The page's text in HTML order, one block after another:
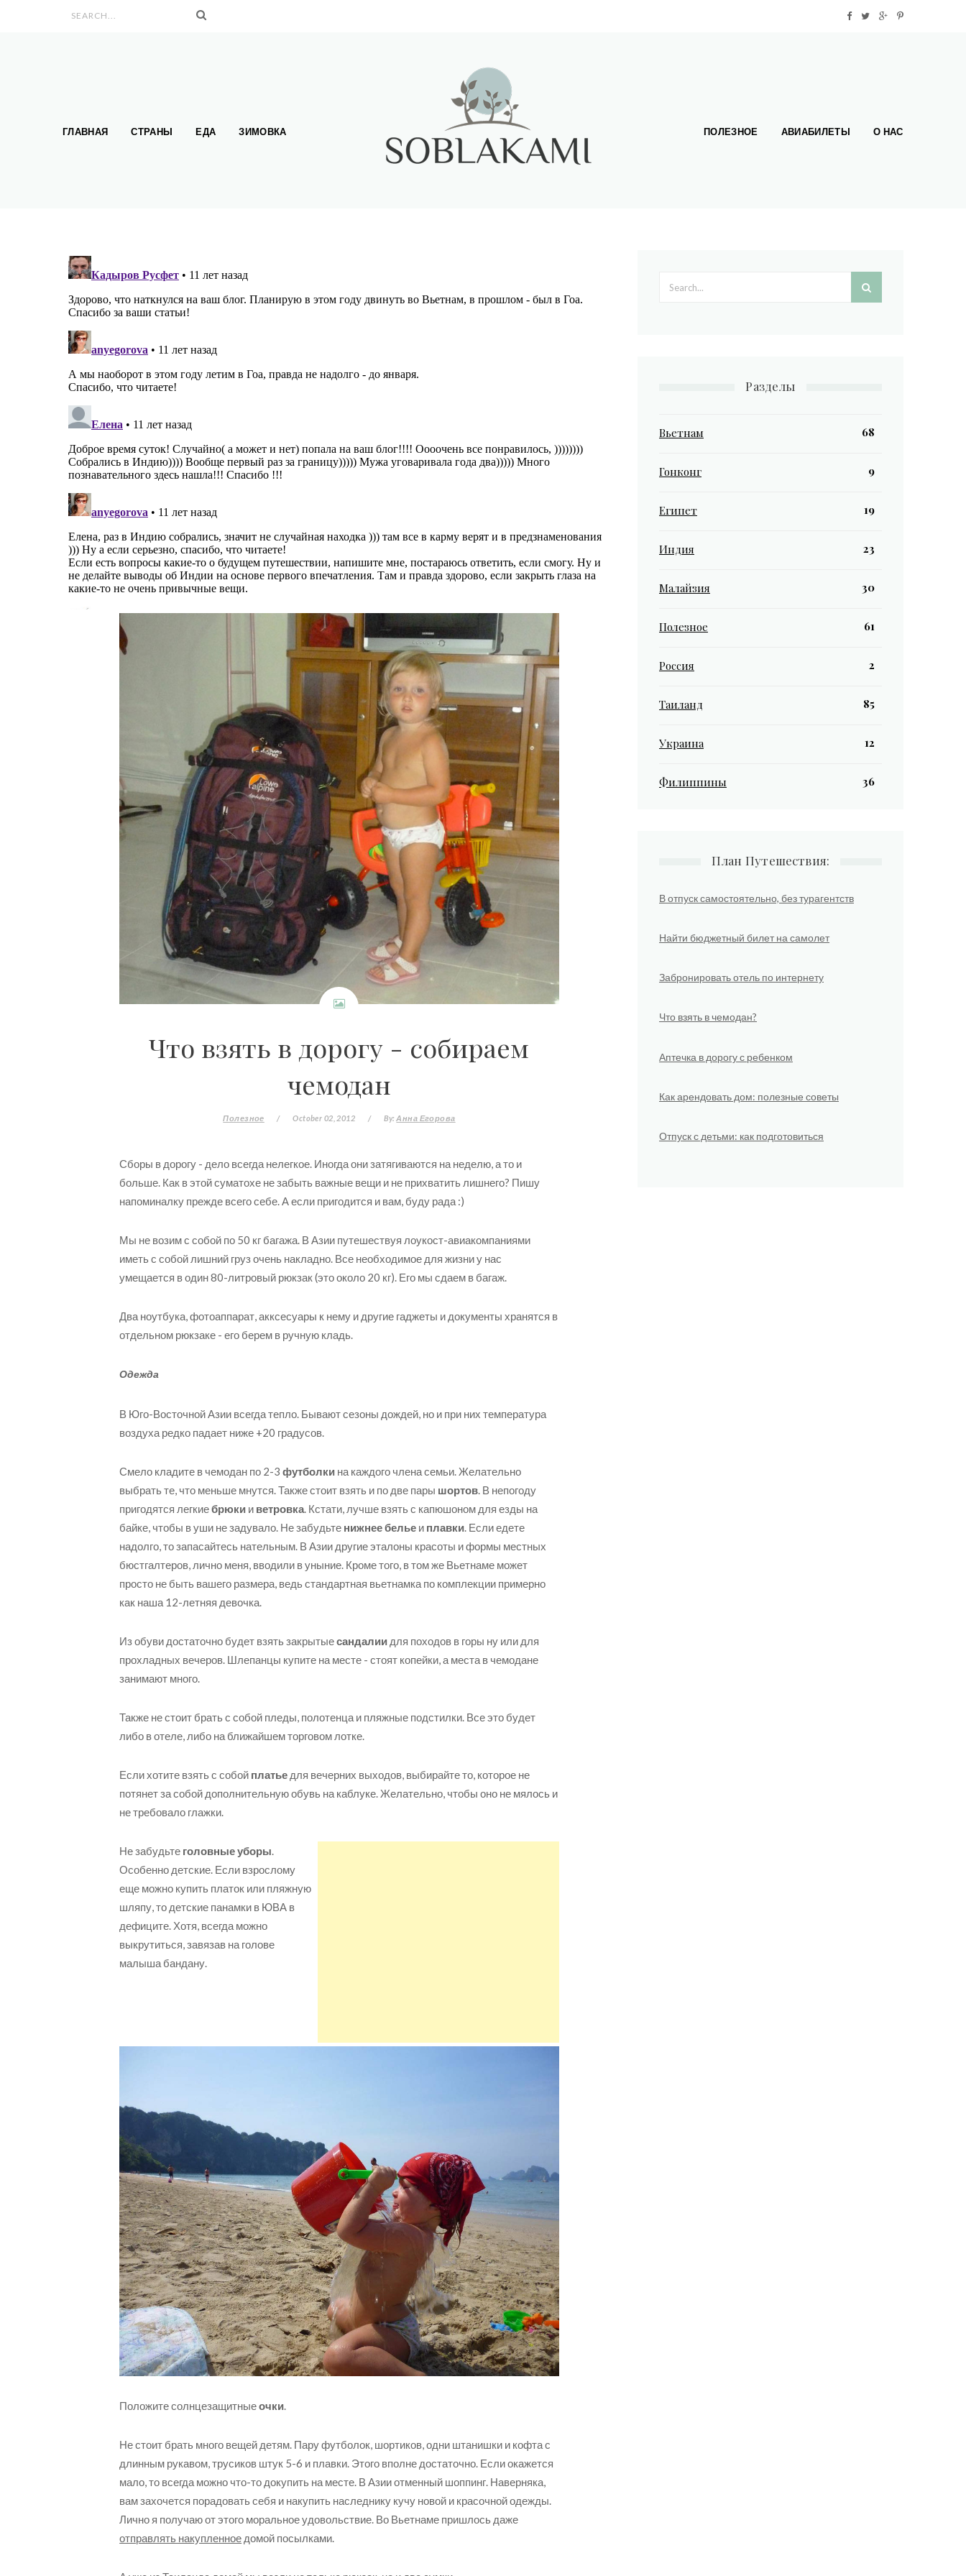
ГЛАВНАЯ СТРАНЫ ЕДА ЗИМОВКА ПОЛЕЗНОЕ АВИАБИЛЕТЫ О НАС
Что взять в дорогу - собираем
чемодан
Полезное / October 02, 2012 / By:Анна Егорова
Сборы в дорогу - дело всегда нелегкое. Иногда они затягиваются на неделю, а то и
больше. Как в этой суматохе не забыть важные вещи и не прихватить лишнего? Пишу
напоминалку прежде всего себе. А если пригодится и вам, буду рада :)
Мы не возим с собой по 50 кг багажа. В Азии путешествуя лоукост-авиакомпаниями
иметь с собой лишний груз очень накладно. Все необходимое для жизни у нас
умещается в один 80-литровый рюкзак (это около 20 кг). Его мы сдаем в багаж.
Два ноутбука, фотоаппарат, акксесуары к нему и другие гаджеты и документы хранятся в
отдельном рюкзаке - его берем в ручную кладь.
Одежда
В Юго-Восточной Азии всегда тепло. Бывают сезоны дождей, но и при них температура
воздуха редко падает ниже +20 градусов.
Смело кладите в чемодан по 2-3футболки на каждого члена семьи. Желательно
выбрать те, что меньше мнутся. Также стоит взять и по две пары шортов. В непогоду
пригодятся легкиебрюки и ветровка. Кстати, лучше взять с капюшоном для езды на
байке, чтобы в уши не задувало. Не забудьте нижнее белье и плавки. Если едете
надолго, то запасайтесь нательным. В Азии другие эталоны красоты и формы местных
бюстгалтеров, лично меня, вводили в уныние. Кроме того, в том же Вьетнаме может
просто не быть вашего размера, ведь стандартная вьетнамка по комплекции примерно
как наша 12-летняя девочка.
Из обуви достаточно будет взять закрытыесандалии для походов в горы ну или для
прохладных вечеров. Шлепанцы купите на месте - стоят копейки, а места в чемодане
занимают много.
Также не стоит брать с собой пледы, полотенца и пляжные подстилки. Все это будет
либо в отеле, либо на ближайшем торговом лотке.
Если хотите взять с собой платье для вечерних выходов, выбирайте то, которое не
потянет за собой дополнительную обувь на каблуке. Желательно, чтобы оно не мялось и
не требовало глажки.
Не забудьте головные уборы.
Особенно детские. Если взрослому
еще можно купить платок или пляжную
шляпу, то детские панамки в ЮВА в
дефиците. Хотя, всегда можно
выкрутиться, завязав на голове
малыша бандану.
Положите солнцезащитныеочки.
Не стоит брать много вещей детям. Пару футболок, шортиков, одни штанишки и кофта с
длинным рукавом, трусиков штук 5-6 и плавки. Этого вполне достаточно. Если окажется
мало, то всегда можно что-то докупить на месте. В Азии отменный шоппинг. Наверняка,
вам захочется порадовать себя и накупить наследнику кучу новой и красочной одежды.
Лично я получаю от этого моральное удовольствие. Во Вьетнаме пришлось даже
отправлять накупленное домой посылками.
Search form
Разделы
Вьетнам 68
Гонконг 9
Египет 19
Индия 23
Малайзия 30
Полезное 61
Россия 2
Таиланд 85
Украина 12
Филиппины 36
План Путешествия:
В отпуск самостоятельно, без турагентств
Найти бюджетный билет на самолет
Забронировать отель по интернету
Что взять в чемодан?
Аптечка в дорогу с ребенком
Как арендовать дом: полезные советы
Отпуск с детьми: как подготовиться